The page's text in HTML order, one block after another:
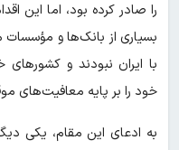
را صادر کرده بود، اما این
بسیاری از بانک‌ها و
با ایران نبودند و کشورهای
خود را بر پایه معافیت‌های
به ادعای این مقام، یکی